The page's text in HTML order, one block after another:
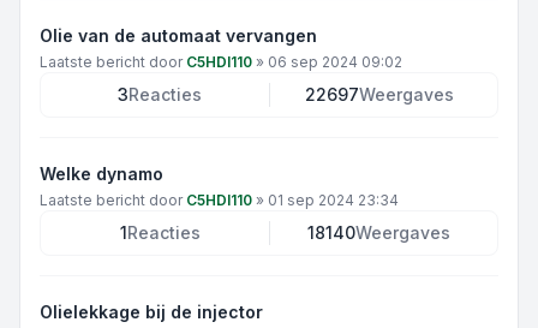
Olie van de automaat vervangen
Laatste bericht door C5HDI110 » 06 sep 2024 09:02
3Reacties 22697Weergaves
Welke dynamo
Laatste bericht door C5HDI110 » 01 sep 2024 23:34
1Reacties 18140Weergaves
Olielekkage bij de injector